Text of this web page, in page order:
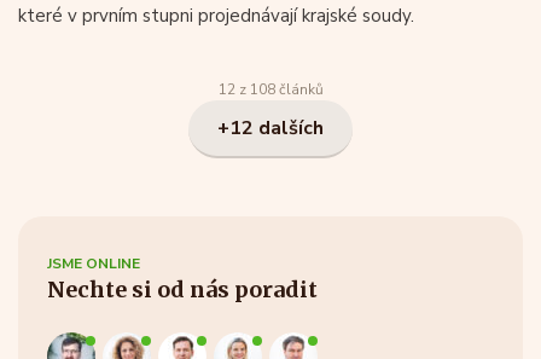
které v prvním stupni projednávají krajské soudy.
12 z 108 článků
+12 dalších
JSME ONLINE
Nechte si od nás poradit